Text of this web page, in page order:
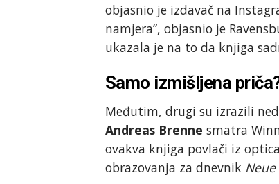
objasnio je izdavač na
namjera”, objasnio je
ukazala je na to da knjiga
Samo izmišljena
Međutim, drugi su izrazili
Andreas Brenne smatra
ovakva knjiga povlači iz
obrazovanja za dnevnik